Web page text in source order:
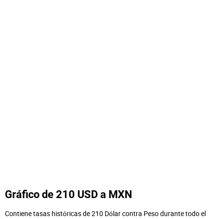
Gráfico de 210 USD a MXN
Contiene tasas históricas de 210 Dólar contra Peso durante todo el